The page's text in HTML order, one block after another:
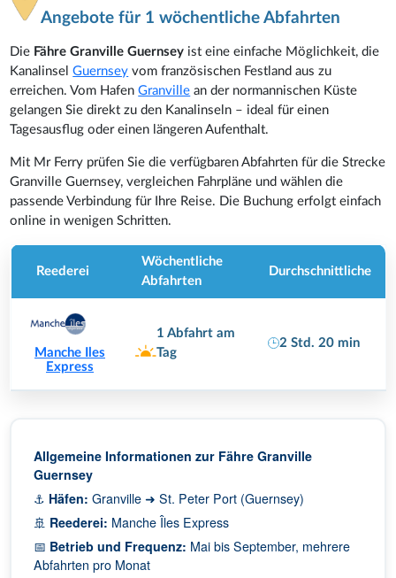
Angebote für 1 wöchentliche Abfahrten
Die Fähre Granville Guernsey ist eine einfache Möglichkeit, die
KanalinselGuernsey vom französischen Festland aus zu
erreichen. Vom HafenGranville an der normannischen Küste
gelangen Sie direkt zu den Kanalinseln – ideal für einen
Tagesausflug oder einen längeren Aufenthalt.
Mit Mr Ferry prüfen Sie die verfügbaren Abfahrten für die Strecke
Granville Guernsey, vergleichen Fahrpläne und wählen die
passende Verbindung für Ihre Reise. Die Buchung erfolgt einfach
online in wenigen Schritten.
Reederei
Wöchentliche
Abfahrten
Durchschnittliche
Manche Iles
Express
1 Abfahrt am
Tag
2 Std. 20 min
Allgemeine Informationen zur Fähre Granville
Guernsey
⚓ Häfen: Granville ➜ St. Peter Port (Guernsey)
🚢 Reederei: Manche Îles Express
📅 Betrieb und Frequenz: Mai bis September, mehrere
Abfahrten pro Monat